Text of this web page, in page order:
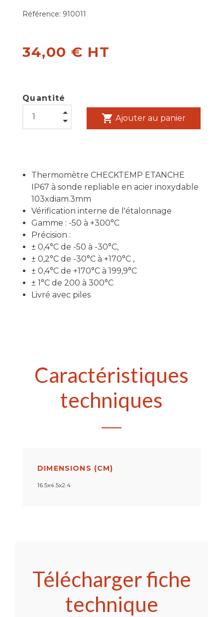
Référence: 910011
34,00 € HT
Quantité
shopping_cart Ajouter au panier
Thermomètre CHECKTEMP ETANCHE
IP67 à sonde repliable en acier inoxydable
103xdiam.3mm
Vérification interne de l'étalonnage
Gamme : -50 à +300°C
Précision :
± 0,4°C de -50 à -30°C,
± 0,2°C de -30°C à +170°C ,
± 0,4°C de +170°C à 199,9°C
± 1°C de 200 à 300°C
Livré avec piles
Caractéristiques
techniques
DIMENSIONS (CM)
16.5x4.5x2.4
Télécharger fiche
technique